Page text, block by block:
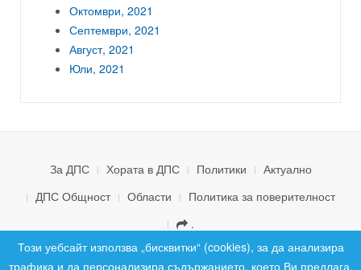
Октомври, 2021
Септември, 2021
Август, 2021
Юли, 2021
За ДПС Хората в ДПС Политики
Актуално
ДПС Общност
Области
Политика за поверителност
.
© 2026 ДПС България. Всички права запазени.
Този уебсайт използва „бисквитки“ (cookies), за да анализира
трафика и да персонализира съдържанието, което Ви предлага.